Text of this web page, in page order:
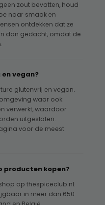
zout bevatten, houd
naar smaak en
ontdekken dat ze
dan gedacht, omdat de
vegan?
glutenvrij en vegan.
waar ook
verwerkt, waardoor
uitgesloten.
voor de meest
producten kopen?
op thespiceclub.nl.
in meer dan 650